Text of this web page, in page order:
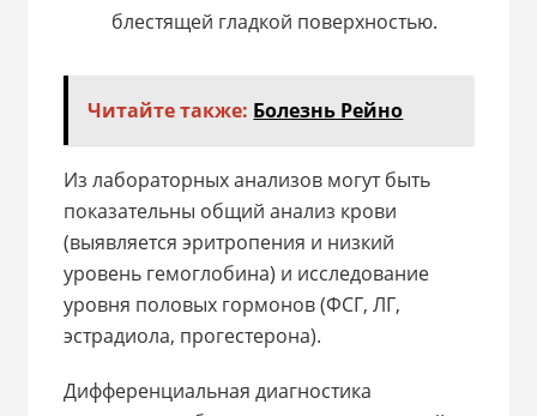
блестящей гладкой поверхностью.
Читайте также: Болезнь Рейно
Из лабораторных анализов могут быть
показательны общий анализ крови
(выявляется эритропения и низкий
уровень гемоглобина) и исследование
уровня половых гормонов (ФСГ, ЛГ,
эстрадиола, прогестерона).
Дифференциальная диагностика